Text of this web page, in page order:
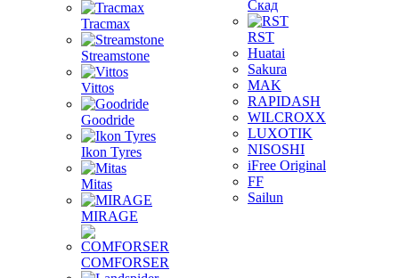
Tracmax
Streamstone
Vittos
Goodride
Ikon Tyres
Mitas
MIRAGE
COMFORSER
Скад
RST
Huatai
Sakura
MAK
RAPIDASH
WILCROXX
LUXOTIK
NISOSHI
iFree Original
FF
Sailun